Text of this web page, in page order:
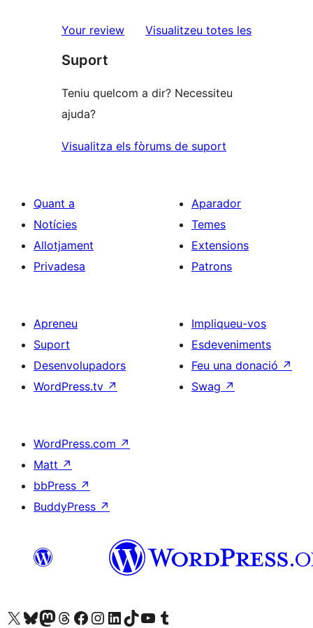
Your review Visualitzeu totes lesressenyes
Suport
Teniu quelcom a dir? Necessiteu
ajuda?
Visualitza els fòrums de suport
Quant a
Notícies
Allotjament
Privadesa
Aparador
Temes
Extensions
Patrons
Apreneu
Suport
Desenvolupadors
WordPress.tv ↗
Impliqueu-vos
Esdeveniments
Feu una donació ↗
Swag ↗
WordPress.com ↗
Matt ↗
bbPress ↗
BuddyPress ↗
Visiteu el nostre compte X (abans Twitter)
Visiteu el nostre compte de Bluesky
Visiteu el nostre compte al Mastodon
Visiteu el nostre compte de Threads
Visiteu la nostra pàgina al Facebook
Visiteu el nostre compte d'Instagram
Visiteu el nostre compte de LinkedIn
Visiteu el nostre compte de TikTok
Visiteu el nostre canal al YouTube
Visiteu el nostre compte de Tumblr